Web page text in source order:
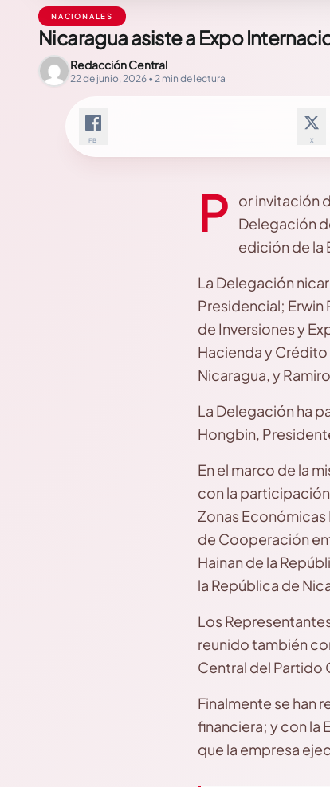
NACIONALES
Nicaragua asiste a Expo
Redacción Central
22 de junio, 2026 • 2 min de lectura
FB X
P
or invitación
Delegación
edición de la
La Delegación
Presidencial; Erwin
de Inversiones y
Hacienda y
Nicaragua, y
La Delegación ha
Hongbin,
En el marco de la
con la
Zonas Económicas
de Cooperación
Hainan de la
la República de
Los
reunido también
Central del Partido
Finalmente se han
financiera; y con la
que la empresa